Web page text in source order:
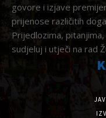
govore i izjave
prijenose različitih
Prijedlozima,
sudjeluj i utječi na rad